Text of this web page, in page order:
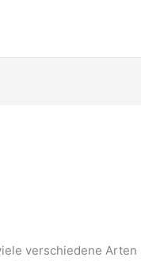
verschiedene Arten